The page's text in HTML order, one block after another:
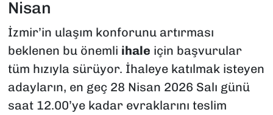
Nisan
İzmir’in ulaşım konforunu artırması
beklenen bu önemli ihale için başvurular
tüm hızıyla sürüyor. İhaleye katılmak isteyen
adayların, en geç 28 Nisan 2026 Salı günü
saat 12.00’ye kadar evraklarını teslim